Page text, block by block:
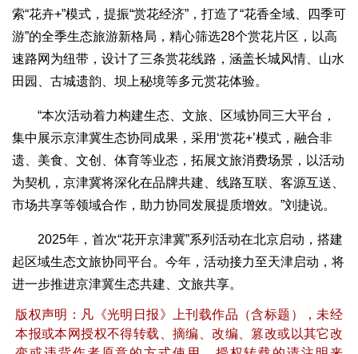
索“花卉+”模式，提振“赏花经济”，打造了“花香全域、四季可
游”的全季生态旅游新格局，精心筛选28个赏花片区，以高
速路网为纽带，设计了三条赏花线路，涵盖长城风情、山水
田园、古城遗韵、坝上秘境等多元赏花体验。
“本次活动着力构建生态、文旅、区域协同三大平台，
集中展示京津冀生态协同成果，采用‘赏花+’模式，融合非
遗、美食、文创、体育等业态，拓展文旅消费场景，以活动
为契机，京津冀将深化在品牌共建、线路互联、客源互送、
市场共享等领域合作，助力协同发展提质增效。”刘捷说。
2025年，首次“花开京津冀”系列活动在北京启动，搭建
起区域生态文旅协同平台。今年，活动接力至天津启动，将
进一步推进京津冀生态共建、文旅共享。
版权声明：凡《光明日报》上刊载作品（含标题），未经
本报或本网授权不得转载、摘编、改编、篡改或以其它改